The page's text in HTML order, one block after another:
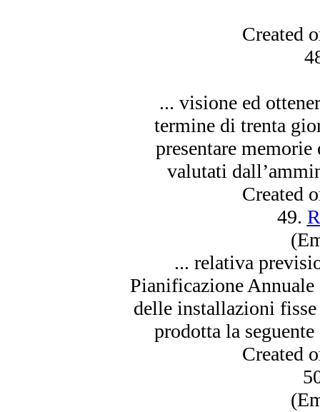
Created
... visione ed
termine di trenta
presentare
valutati
Created
49.
... relativa
Pianificazione
delle installazioni
prodotta la
Created